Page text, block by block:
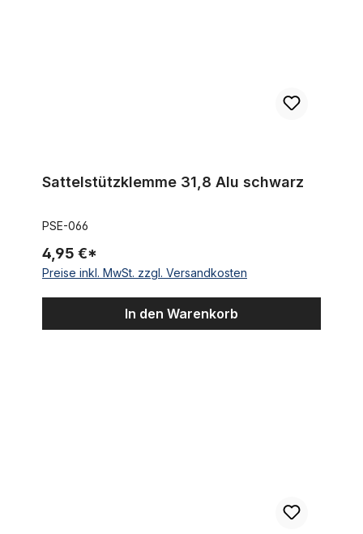
Sattelstützklemme 31,8 Alu schwarz
PSE-066
4,95 €*
Preise inkl. MwSt. zzgl. Versandkosten
In den Warenkorb